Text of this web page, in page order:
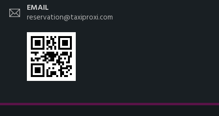
EMAIL
reservation@taxiproxi.com